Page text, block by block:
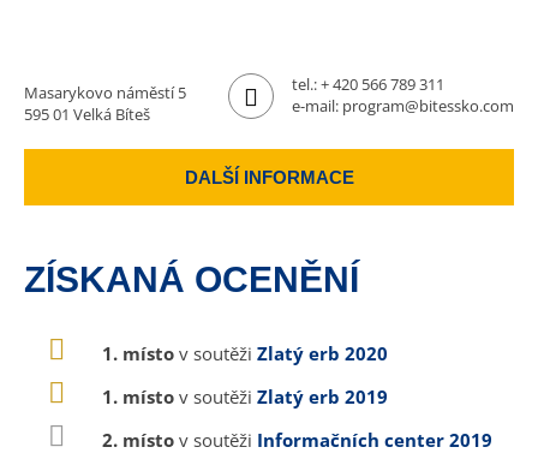
Masarykovo náměstí 5
595 01 Velká Bíteš
tel.:+ 420 566 789 311
e-mail: program@bitessko.com
DALŠÍ INFORMACE
ZÍSKANÁ OCENĚNÍ
1. místo v soutěži Zlatý erb 2020
1. místo v soutěži Zlatý erb 2019
2. místo v soutěži Informačních center 2019